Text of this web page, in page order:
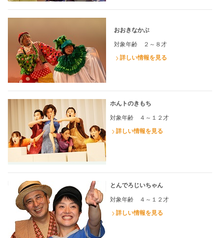
おおきなかぶ
対象年齢 ２～８才
詳しい情報を見る
ホんトのきもち
対象年齢 ４～１２才
詳しい情報を見る
とんでろじいちゃん
対象年齢 ４～１２才
詳しい情報を見る